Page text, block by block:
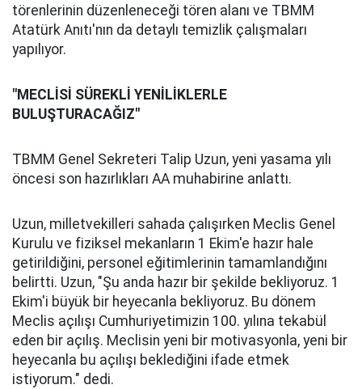
törenlerinin düzenleneceği tören alanı ve TBMM
Atatürk Anıtı'nın da detaylı temizlik çalışmaları
yapılıyor.
"MECLİSİ SÜREKLİ YENİLİKLERLE
BULUŞTURACAĞIZ"
TBMM Genel Sekreteri Talip Uzun, yeni yasama yılı
öncesi son hazırlıkları AA muhabirine anlattı.
Uzun, milletvekilleri sahada çalışırken Meclis Genel
Kurulu ve fiziksel mekanların 1 Ekim'e hazır hale
getirildiğini, personel eğitimlerinin tamamlandığını
belirtti. Uzun, "Şu anda hazır bir şekilde bekliyoruz. 1
Ekim'i büyük bir heyecanla bekliyoruz. Bu dönem
Meclis açılışı Cumhuriyetimizin 100. yılına tekabül
eden bir açılış. Meclisin yeni bir motivasyonla, yeni bir
heyecanla bu açılışı beklediğini ifade etmek
istiyorum." dedi.